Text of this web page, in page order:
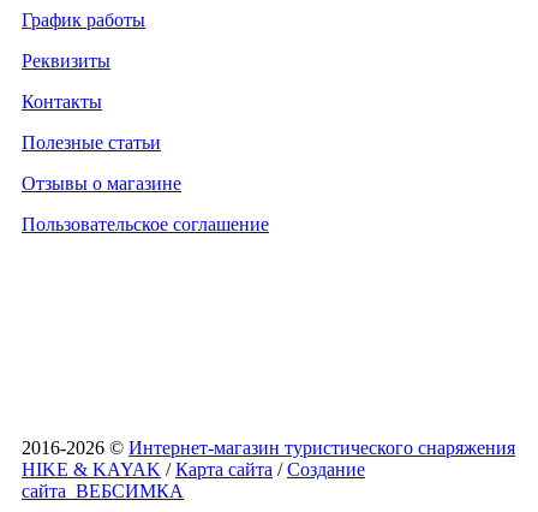
График работы
Реквизиты
Контакты
Полезные статьи
Отзывы о магазине
Пользовательское соглашение
2016-2026 © Интернет-магазин туристического снаряжения
HIKE & KAYAK /Карта сайта /Создание
сайта ВЕБСИМКА